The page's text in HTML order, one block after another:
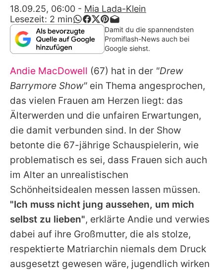
App runterladen
Team
Redaktionelle Richtlinien
Impressum
Datenschutzerklärung
Nutzungsbedingungen
Utiq verwalten
18.09.25, 06:00 - Mia Lada-Klein
Lesezeit: 2 min
Damit du die spannendsten
Promiflash-News auch bei
Google siehst.
Andie MacDowell (67) hat in der "Drew
Barrymore Show" ein Thema angesprochen,
das vielen Frauen am Herzen liegt: das
Älterwerden und die unfairen Erwartungen,
die damit verbunden sind. In der Show
betonte die 67-jährige Schauspielerin, wie
problematisch es sei, dass Frauen sich auch
im Alter an unrealistischen
Schönheitsidealen messen lassen müssen.
"Ich muss nicht jung aussehen, um mich
selbst zu lieben", erklärte Andie und verwies
dabei auf ihre Großmutter, die als stolze,
respektierte Matriarchin niemals dem Druck
ausgesetzt gewesen wäre, jugendlich wirken